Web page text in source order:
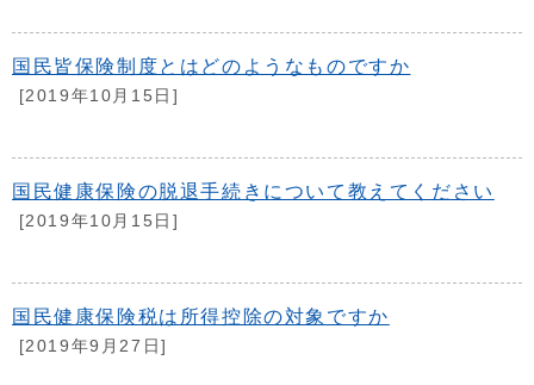
国民皆保険制度とはどのようなものですか
[2019年10月15日]
国民健康保険の脱退手続きについて教えてください
[2019年10月15日]
国民健康保険税は所得控除の対象ですか
[2019年9月27日]